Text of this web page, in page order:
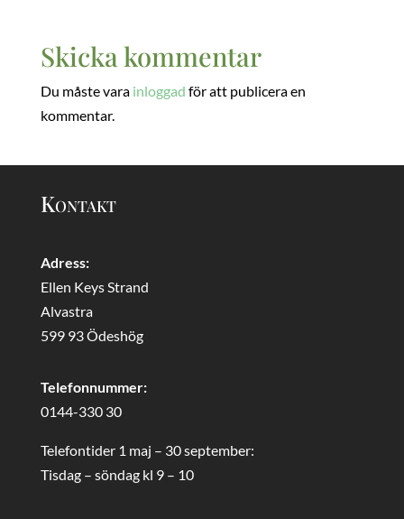
Skicka kommentar
Du måste vara inloggad för att publicera en
kommentar.
Kontakt
Adress:
Ellen Keys Strand
Alvastra
599 93 Ödeshög
Telefonnummer:
0144-330 30
Telefontider 1 maj – 30 september:
Tisdag – söndag kl 9 – 10